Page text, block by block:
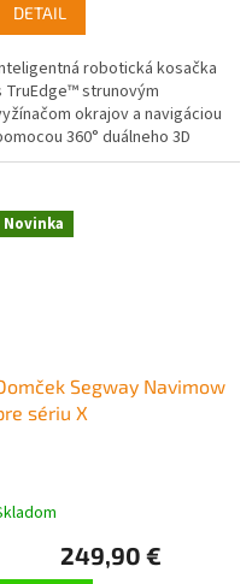
DETAIL
robotická kosačka
TruEdge™ strunovým
okrajov a navigáciou
360° duálneho 3D
Novinka
Segway Navimow
sériu X
249,90 €